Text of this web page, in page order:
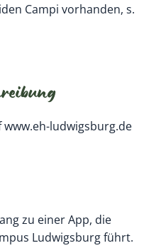
Campi vorhanden, s.
www.eh-ludwigsburg.de
zu einer App, die
Ludwigsburg führt.